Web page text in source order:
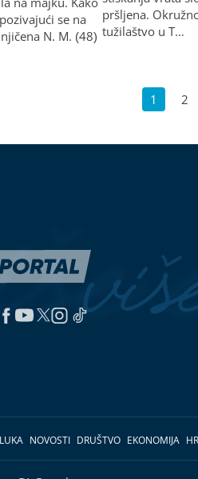
se na
N. M. (48)
pršljena.
tužilaštvo u T…
1 2
NOVOSTI DRUŠTVO EKONOMIJA